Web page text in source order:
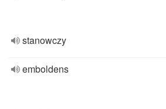
stanowczy
emboldens